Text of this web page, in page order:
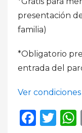
presentación
familia)
*Obligatorio
entrada del
Ver